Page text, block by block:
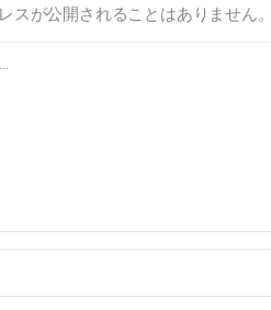
スが公開されることはありません。